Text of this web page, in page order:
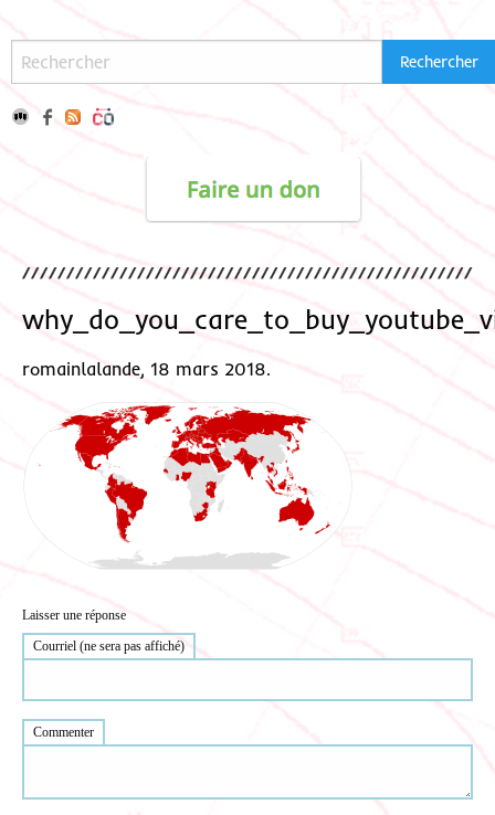
romainlalande, 18 mars 2018.
Laisser une réponse
Courriel (ne sera pas affiché)
Commenter